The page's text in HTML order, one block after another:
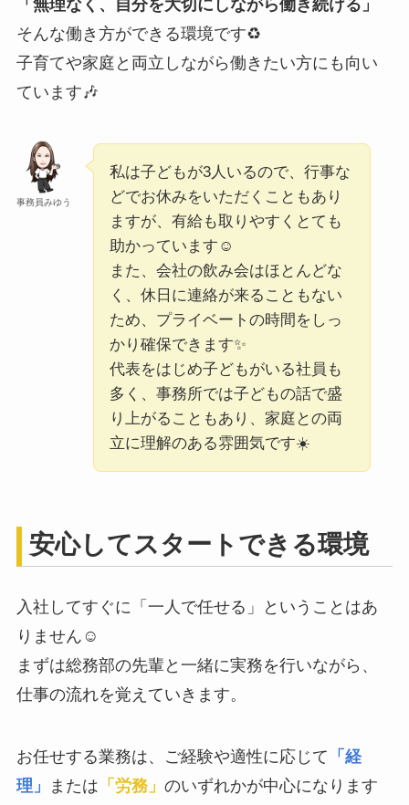
「無理なく、自分を大切にしながら働き続ける」
そんな働き方ができる環境です♻️
子育てや家庭と両立しながら働きたい方にも向い
ています🎶
事務員みゆう
私は子どもが3人いるので、行事な
どでお休みをいただくこともあり
ますが、有給も取りやすくとても
助かっています☺️
また、会社の飲み会はほとんどな
く、休日に連絡が来ることもない
ため、プライベートの時間をしっ
かり確保できます✨
代表をはじめ子どもがいる社員も
多く、事務所では子どもの話で盛
り上がることもあり、家庭との両
立に理解のある雰囲気です☀️
安心してスタートできる環境
入社してすぐに「一人で任せる」ということはあ
りません☺️
まずは総務部の先輩と一緒に実務を行いながら、
仕事の流れを覚えていきます。
お任せする業務は、ご経験や適性に応じて 「経
理」
または 「労務」 のいずれかが中心になります